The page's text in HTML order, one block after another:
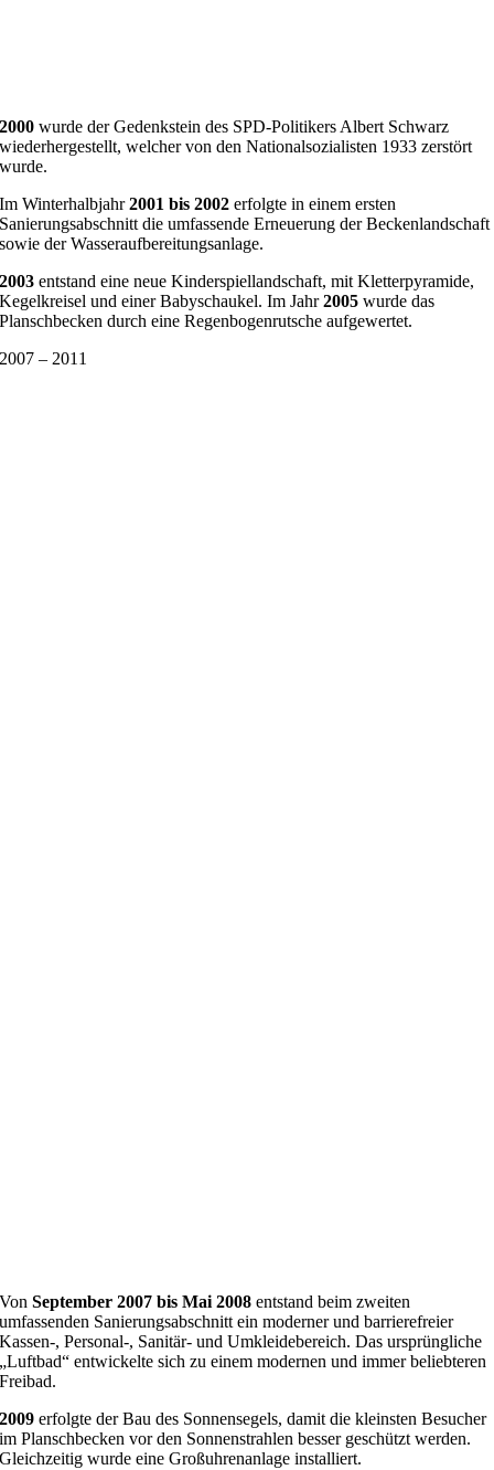
2000 wurde der Gedenkstein des SPD-Politikers Albert Schwarz
wiederhergestellt, welcher von den Nationalsozialisten 1933 zerstört
wurde.
Im Winterhalbjahr2001 bis 2002 erfolgte in einem ersten
Sanierungsabschnitt die umfassende Erneuerung der Beckenlandschaft
sowie der Wasseraufbereitungsanlage.
2003 entstand eine neue Kinderspiellandschaft, mit Kletterpyramide,
Kegelkreisel und einer Babyschaukel. Im Jahr2005 wurde das
Planschbecken durch eine Regenbogenrutsche aufgewertet.
2007 – 2011
Von September 2007 bis Mai 2008entstand beim zweiten
umfassenden Sanierungsabschnitt ein moderner und barrierefreier
Kassen-, Personal-, Sanitär- und Umkleidebereich. Das ursprüngliche
„Luftbad“ entwickelte sich zu einem modernen und immer beliebteren
Freibad.
2009 erfolgte der Bau des Sonnensegels, damit die kleinsten Besucher
im Planschbecken vor den Sonnenstrahlen besser geschützt werden.
Gleichzeitig wurde eine Großuhrenanlage installiert.